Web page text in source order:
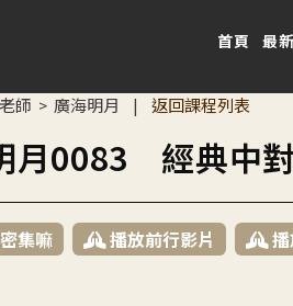
首頁 最
師 > 廣海明月 | 返回課程列表
月0083 經典中對
集嘛 播放前行影片 播